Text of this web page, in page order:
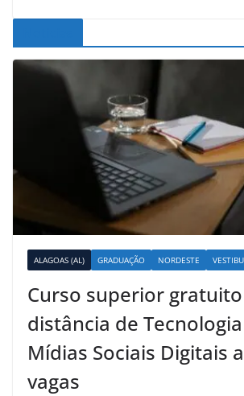
ALAGOAS (AL) GRADUAÇÃO NORDESTE
Curso superior
distância de
Mídias Sociais Digitais
vagas